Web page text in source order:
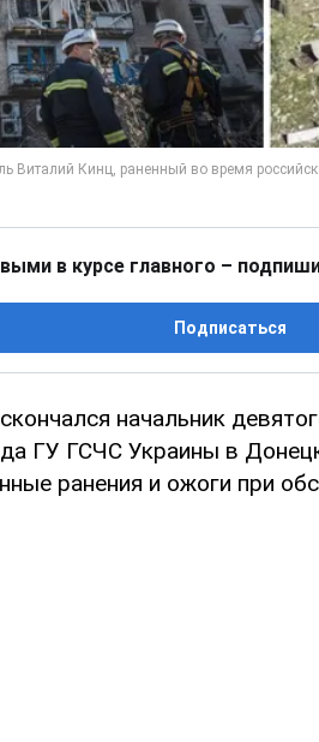
в курсе главного –
Подписаться
начальник
ГУ ГСЧС Украины в
ранения и ожоги при